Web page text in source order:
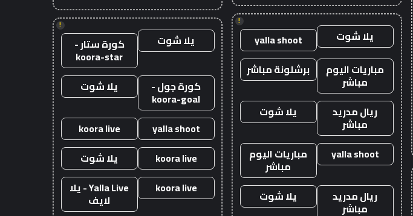
!
يلا شوت
yalla shoot
مباريات اليوم
مباشر
برشلونة مباشر
ريال مدريد
مباشر
يلا شوت
yalla shoot مباريات اليوم
مباشر
ريال مدريد
مباشر
يلا شوت
!
يلا شوت كورة ستار -
koora-star
كورة جول -
koora-goal
يلا شوت
yalla shoot
koora live
koora live
يلا شوت
koora live
Yalla Live - يلا
لايف